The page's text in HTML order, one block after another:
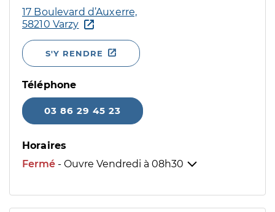
17 Boulevard d’Auxerre,
58210 Varzy
S'Y RENDRE
Téléphone
03 86 29 45 23
Horaires
Fermé - Ouvre Vendredi à 08h30